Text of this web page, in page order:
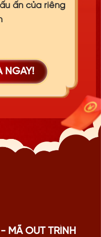
ấn của riêng
NGAY!
MÃ OUT TRÌNH